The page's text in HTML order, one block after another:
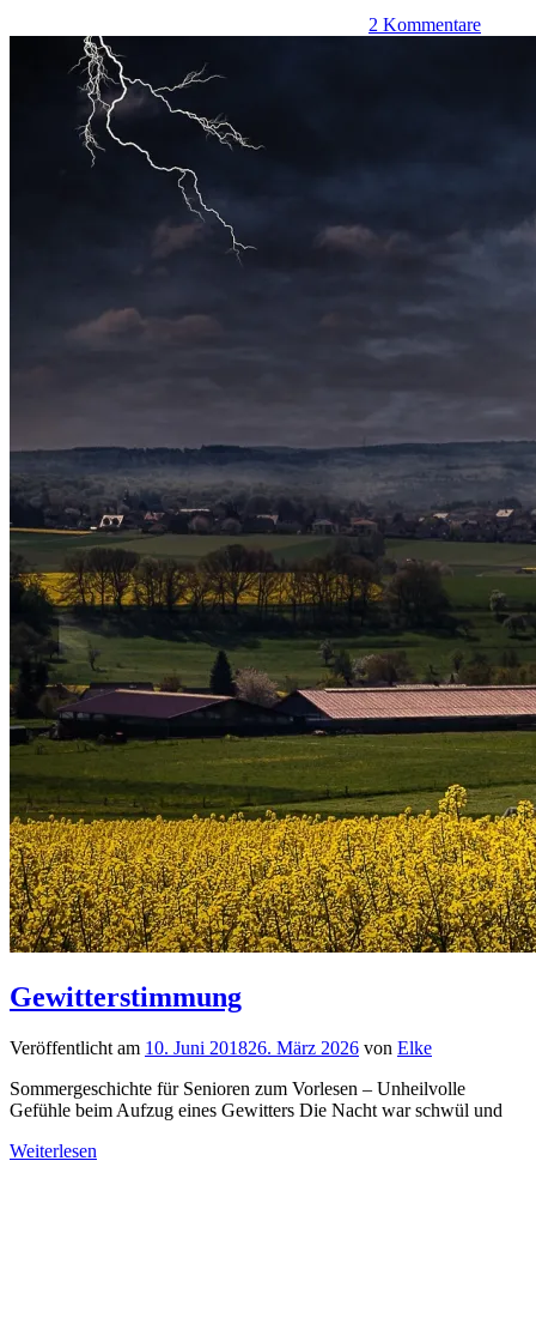
2 Kommentare
Gewitterstimmung
Veröffentlicht am 10. Juni 201826. März 2026 von Elke
Sommergeschichte für Senioren zum Vorlesen – Unheilvolle
Gefühle beim Aufzug eines Gewitters Die Nacht war schwül und
Weiterlesen